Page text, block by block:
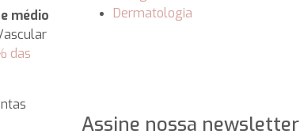
médio
das
Dermatologia
Assine nossa newsletter